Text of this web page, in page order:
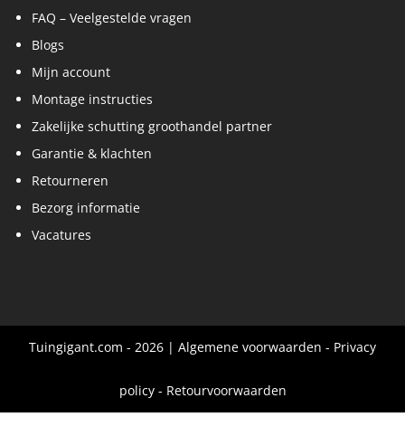
FAQ – Veelgestelde vragen
Blogs
Mijn account
Montage instructies
Zakelijke schutting groothandel partner
Garantie & klachten
Retourneren
Bezorg informatie
Vacatures
Tuingigant.com - 2026 | Algemene voorwaarden - Privacy
policy- Retourvoorwaarden